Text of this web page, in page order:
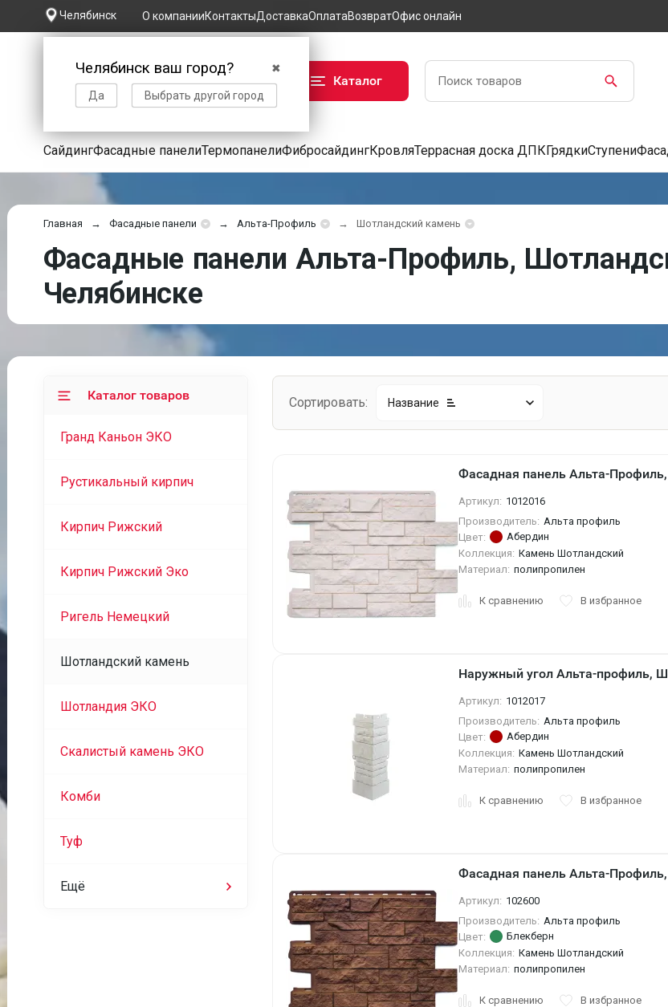
Челябинск
✖
Челябинск ваш город?
Да Выбрать другой город
О компанииКонтактыДоставкаОплатаВозвратОфис онлайн
Каталог
СайдингФасадные панелиТермопанелиФибросайдингКровляТеррасная доска ДПКГрядкиСтупени
Главная Фасадные панели Альта-Профиль Шотландский камень
Фасадные панели Альта-Профиль,
Челябинске
Сортировать: Название
Фасадная панель Альта-
Артикул: 1012016
Производитель: Альта профиль
Цвет:
Абердин
Коллекция: Камень Шотландский
Материал: полипропилен
К сравнению В избранное
Наружный угол Альта-профиль,
Артикул: 1012017
Производитель: Альта профиль
Цвет:
Абердин
Коллекция: Камень Шотландский
Материал: полипропилен
К сравнению В избранное
Фасадная панель Альта-
Артикул: 102600
Производитель: Альта профиль
Цвет:
Блекберн
Коллекция: Камень Шотландский
Материал: полипропилен
К сравнению В избранное
Каталог товаров
Гранд Каньон ЭКО
Рустикальный кирпич
Кирпич Рижский
Кирпич Рижский Эко
Ригель Немецкий
Шотландский камень
Шотландия ЭКО
Скалистый камень ЭКО
Комби
Туф
Ещё